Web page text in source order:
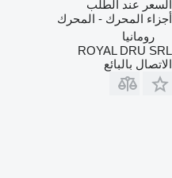
السعر عند الطلب
أجزاء المحرك - المحرك
رومانيا
ROYAL DRU SRL
الاتصال بالبائع